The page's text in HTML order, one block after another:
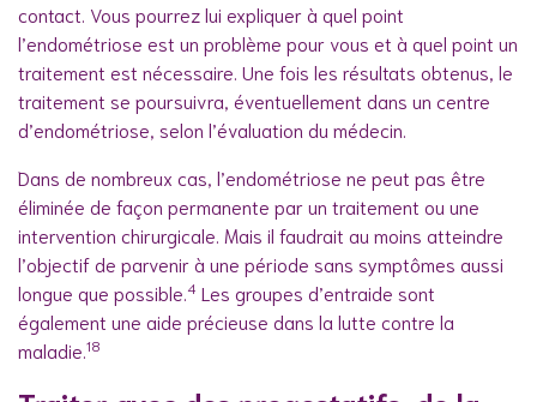
contact. Vous pourrez lui expliquer à quel point
l’endométriose est un problème pour vous et à quel point un
traitement est nécessaire. Une fois les résultats obtenus, le
traitement se poursuivra, éventuellement dans un centre
d’endométriose, selon l’évaluation du médecin.
Dans de nombreux cas, l’endométriose ne peut pas être
éliminée de façon permanente par un traitement ou une
intervention chirurgicale. Mais il faudrait au moins atteindre
l’objectif de parvenir à une période sans symptômes aussi
longue que possible.4 Les groupes d’entraide sont
également une aide précieuse dans la lutte contre la
maladie.18